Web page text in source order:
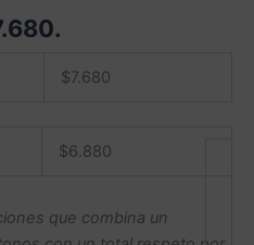
.
$7.680
$6.880
que combina un